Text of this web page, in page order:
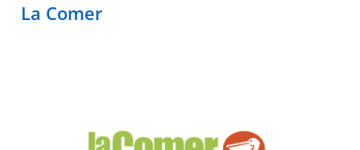
La Comer